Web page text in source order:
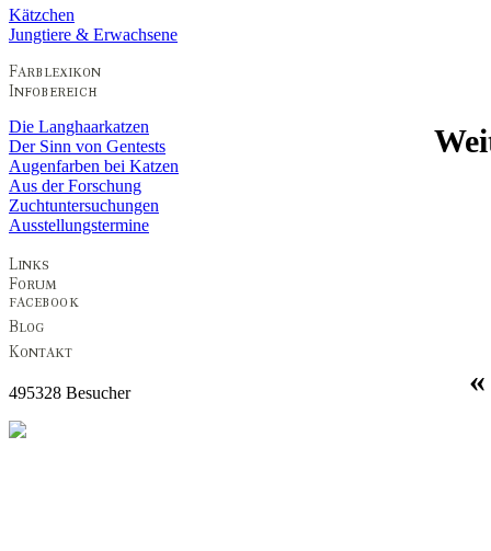
Kätzchen
Jungtiere & Erwachsene
Die Langhaarkatzen
Der Sinn von Gentests
Augenfarben bei Katzen
Aus der Forschung
Zuchtuntersuchungen
Ausstellungstermine
495328 Besucher